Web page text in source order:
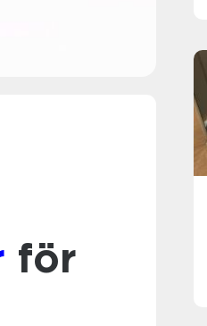
för